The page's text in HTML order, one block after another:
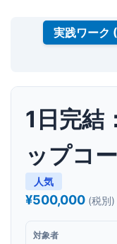
実践ワーク
1日完結
ップコ
人気
¥500,000 (税別)
対象者